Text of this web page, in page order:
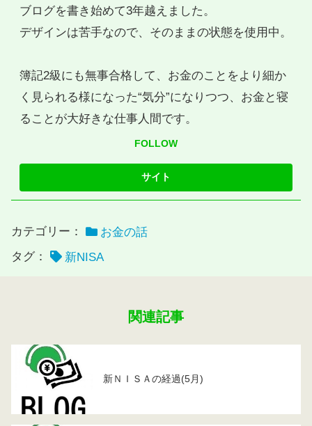
ブログを書き始めて3年越えました。
デザインは苦手なので、そのままの状態を使用中。
簿記2級にも無事合格して、お金のことをより細か
く見られる様になった“気分”になりつつ、お金と寝
ることが大好きな仕事人間です。
FOLLOW
カテゴリー：
お金の話
タグ：
新NISA
関連記事
新ＮＩＳＡの経過(5月)